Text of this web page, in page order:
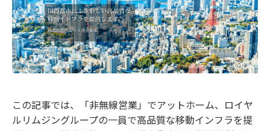
この記事では、「非無線営業」でアットホーム、ロイヤ
ルリムジングループの一員で高品質な移動インフラを提